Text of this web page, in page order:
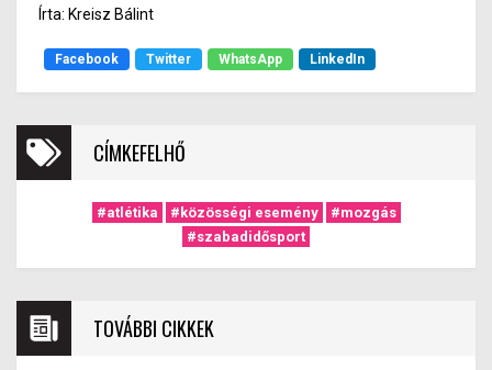
Írta: Kreisz Bálint
Facebook Twitter WhatsApp LinkedIn
CÍMKEFELHŐ
#atlétika #közösségi esemény
#mozgás
#szabadidősport
TOVÁBBI CIKKEK